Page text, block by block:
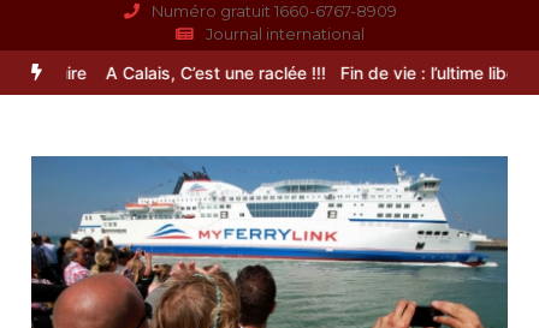
Numéro gratuit 1660-6767-8909
Journal international
A Calais, C’est une raclée !!! Fin de vie : l’ultime liberté…